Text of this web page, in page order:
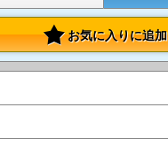
お気に入りに追加